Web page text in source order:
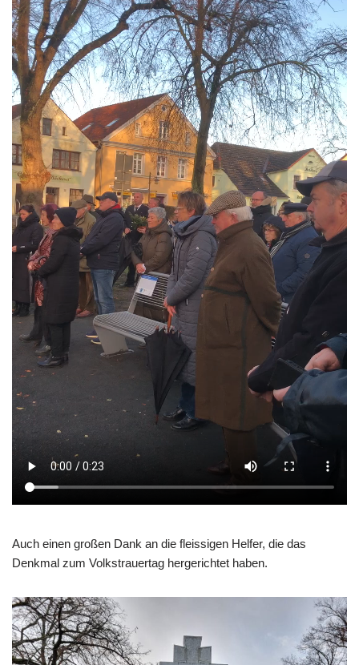
Auch einen großen Dank an die fleissigen Helfer, die das
Denkmal zum Volkstrauertag hergerichtet haben.